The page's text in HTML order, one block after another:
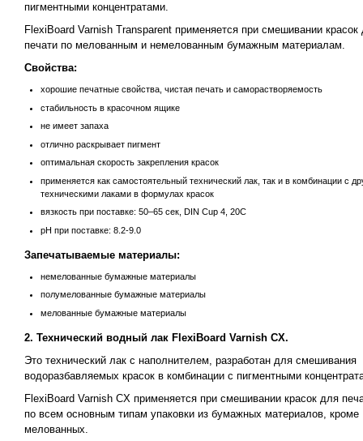
пигментными концентратами.
FlexiBoard Varnish Transparent применяется при смешивании красок
печати по мелованным и немелованным бумажным материалам.
Свойства:
хорошие печатные свойства, чистая печать и саморастворяемость
стабильность в красочном ящике
не имеет запаха
отлично раскрывает пигмент
оптимальная скорость закрепления красок
применяется как самостоятельный технический лак, так и в комбинации с
техническими лаками в формулах красок
вязкость при поставке: 50–65 cек, DIN Cup 4, 20C
рH при поставке: 8.2-9.0
Запечатываемые материалы:
немелованные бумажные материалы
полумелованные бумажные материалы
мелованные бумажные материалы
2. Технический водный лак FlexiBoard Varnish CX.
Это технический лак c наполнителем, разработан для смешивания
водоразбавляемых красок в комбинации с пигментными
FlexiBoard Varnish CX применяется при смешивании красок для
по всем основным типам упаковки из бумажных материалов, кроме
мелованных.